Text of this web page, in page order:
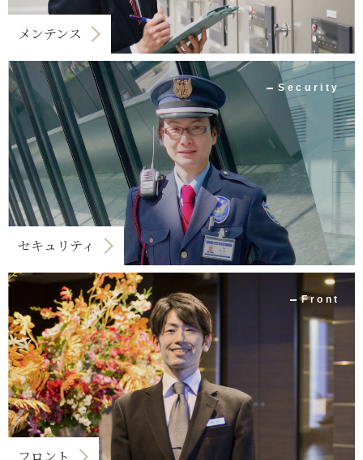
メンテンス
セキュリティ
Security
Front